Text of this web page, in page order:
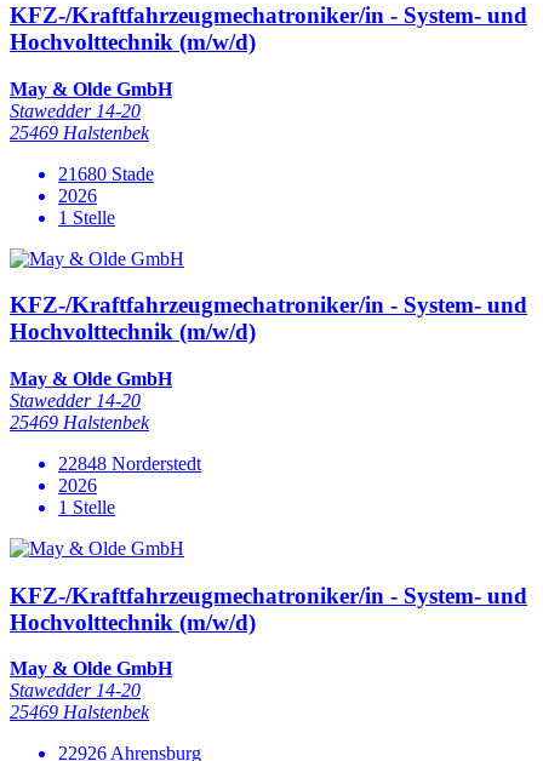
KFZ-/Kraftfahrzeugmechatroniker/in - System- und
Hochvolttechnik (m/w/d)
May & Olde GmbH
Stawedder 14-20
25469 Halstenbek
21680 Stade
2026
1 Stelle
KFZ-/Kraftfahrzeugmechatroniker/in - System- und
Hochvolttechnik (m/w/d)
May & Olde GmbH
Stawedder 14-20
25469 Halstenbek
22848 Norderstedt
2026
1 Stelle
KFZ-/Kraftfahrzeugmechatroniker/in - System- und
Hochvolttechnik (m/w/d)
May & Olde GmbH
Stawedder 14-20
25469 Halstenbek
22926 Ahrensburg